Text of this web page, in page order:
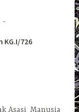
KG.I/726